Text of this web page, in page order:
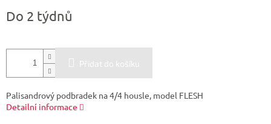
cena:
Do 2 týdnů
Přidat do košíku
Palisandrový podbradek na 4/4 housle, model FLESH
Detailní informace